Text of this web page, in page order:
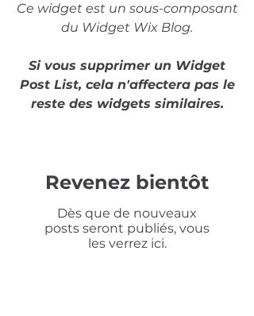
Ce widget est un sous-composant
du Widget Wix Blog.
Si vous supprimer un Widget
Post List, cela n'affectera pas le
reste des widgets similaires.
Revenez bientôt
Dès que de nouveaux
posts seront publiés, vous
les verrez ici.